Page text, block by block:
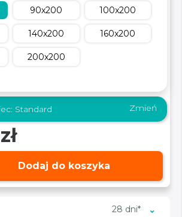
90x200 100x200
140x200 160x200
200x200
Standard Zmień
Dodaj do koszyka
28 dni*